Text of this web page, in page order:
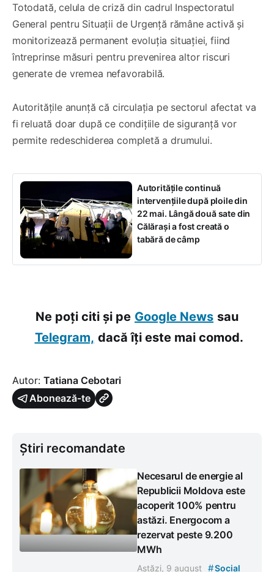
Totodată, celula de criză din cadrul Inspectoratul
General pentru Situații de Urgență rămâne activă și
monitorizează permanent evoluția situației, fiind
întreprinse măsuri pentru prevenirea altor riscuri
generate de vremea nefavorabilă.
Autoritățile anunță că circulația pe sectorul afectat va
fi reluată doar după ce condițiile de siguranță vor
permite redeschiderea completă a drumului.
Autoritățile continuă
intervențiile după ploile din
22 mai. Lângă două sate din
Călărași a fost creată o
tabără de câmp
Ne poți citi și pe Google News sau
Telegram, dacă îți este mai comod.
Autor: Tatiana Cebotari
Abonează-te
Știri recomandate
Necesarul de energie al
Republicii Moldova este
acoperit 100% pentru
astăzi. Energocom a
rezervat peste 9.200
MWh
Astăzi, 9 august #Social